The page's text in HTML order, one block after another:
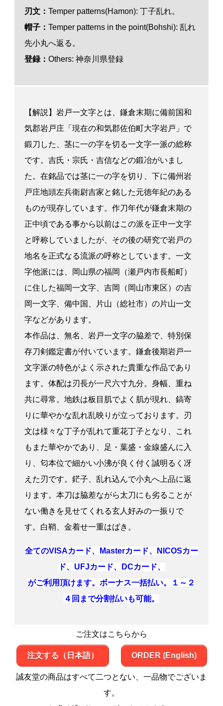
刃文 ： Temper patterns(Hamon): 丁子乱れ。
帽子： Temper patterns in the point(Bohshi): 乱れ
先小丸へ返る。
登録： Others: 神奈川県登録
【解説】岩戸一文字とは、鎌倉末期に備前国和
気郡岩戸庄「現在の和気郡佐伯町大字岩戸」で
鍛刀した、茎に一の字を切る一文字一派の総称
です。吉氏・宗氏・吉信などの鍛冶がいまし
た。在銘品では茎に一の字を切り、下に備州岩
戸庄地頭左兵衛尉吉家と銘した元徳年紀のある
ものが現存しています。作刀年代が鎌倉末期の
正中頃である事から以前はこの派を正中一文字
と呼称していましたが、その後の研究で岩戸の
地名を正式なる流派の呼称としています。一文
字他派には、岡山県の福岡（瀬戸内市長船町）
に住した福岡一文字、吉岡（岡山市東区）の吉
岡一文字、備中国、片山（総社市）の片山一文
字などがあります。
本作品は、無名、岩戸一文字の脇差で、特別保
存刀剣鑑定書が付いています。鎌倉後期岩戸一
文字派の特色がよく示された貴重な作品であり
ます。体配は刃長が一尺六寸九分。身幅、重ね
共に尋常。地鉄は板目肌でよく肌が現れ、鎬寄
りに華やかな乱れ乱映りが立っております。刃
文は様々な丁子が乱れて重花丁子となり、これ
もまた華やかであり、足・葉盛・金線盛んに入
り、匂本位で細かい小沸が良く付く誠明るく冴
えた刃です。鋩子、乱れ込んで小丸へ上品に返
ります。本刀は脇差ながら太刀にも劣ることが
ない働きを見せてくれる玄人好みの一振りで
す。白鞘、金着せ一重はばき。
全てのVISAカード、Masterカード、NICOSカー
ド、UFJカード、DCカード、
がご利用頂けます。ボーナス一括払い。１～２
４回まで分割払いも可能。
ご注文はこちらから
注文する（日本語） ORDER (English)
誠友堂の商品はすべて二つとない、一品物でございま
す。